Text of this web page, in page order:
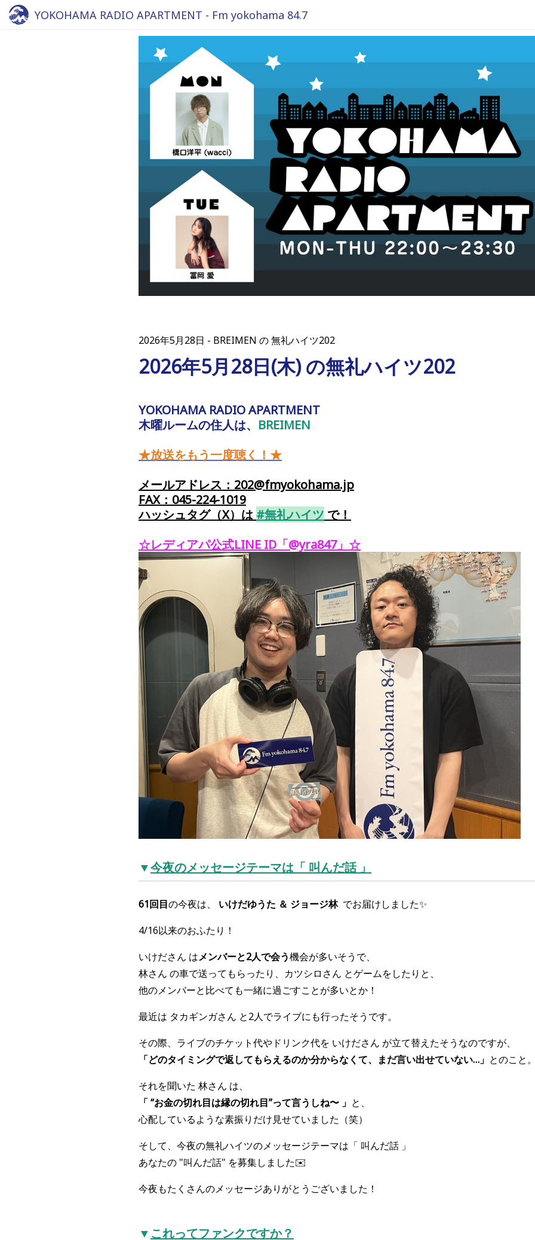
YOKOHAMA RADIO APARTMENT - Fm yokohama 84.7
2026年5月28日 BREIMEN の 無礼ハイツ202
2026年5月28日(木) の無礼ハイツ202
YOKOHAMA RADIO APARTMENT
木曜ルームの住人は、 BREIMEN
★放送をもう一度聴く！★
メールアドレス：202@fmyokohama.jp
FAX：045-224-1019
ハッシュタグ（X） は #無礼ハイツ で！
☆レディアパ公式LINE ID「@yra847」 ☆
▼今夜のメッセージテーマは「 叫んだ話 」
61回目の今夜は、 いけだゆうた ＆ ジョージ林 でお届けしました✨
4/16以来のおふたり！
いけださん はメンバーと2人で会う機会が多いそうで、
林さん の車で送ってもらったり、カツシロさん とゲームをしたりと、
他のメンバーと比べても一緒に過ごすことが多いとか！
最近は タカギンガさん と2人でライブにも行ったそうです。
その際、ライブのチケット代やドリンク代を いけださん が立て替えたそうなのですが、
「どのタイミングで返してもらえるのか分からなくて、まだ言い出せていない…」 とのこと
それを聞いた 林さん は、
「 “お金の切れ目は縁の切れ目”って言うしね〜 」 と、
心配しているような素振りだけ見せていました（笑）
そして、今夜の無礼ハイツのメッセージテーマは「 叫んだ話 」
あなたの "叫んだ話" を募集しました✉️
今夜もたくさんのメッセージありがとうございました！
▼ これってファンクですか？